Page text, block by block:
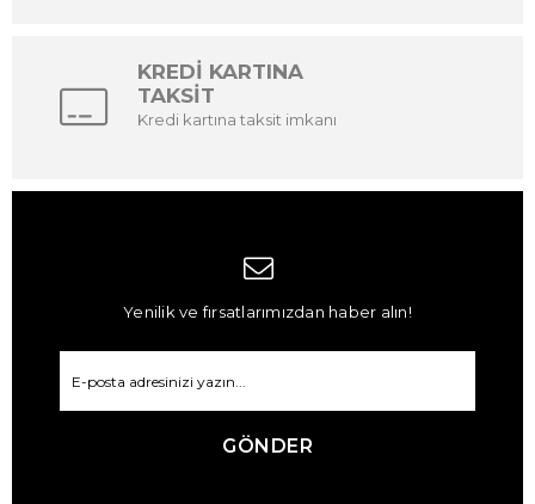
KREDİ KARTINA
TAKSİT
Kredi kartına taksit imkanı
Yenilik ve fırsatlarımızdan haber alın!
GÖNDER